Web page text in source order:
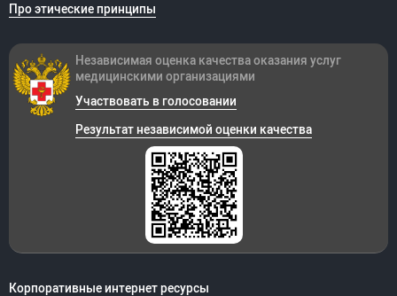
Про этические принципы
Корпоративные интернет ресурсы
Независимая оценка качества оказания услуг
медицинскими организациями
Участвовать в голосовании
Результат независимой оценки качества